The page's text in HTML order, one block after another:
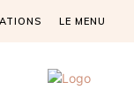
LE MENU